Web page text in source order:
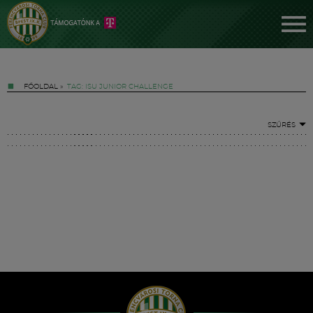
FŐOLDAL » TAG: ISU JUNIOR CHALLENGE
SZŰRÉS
Hírek